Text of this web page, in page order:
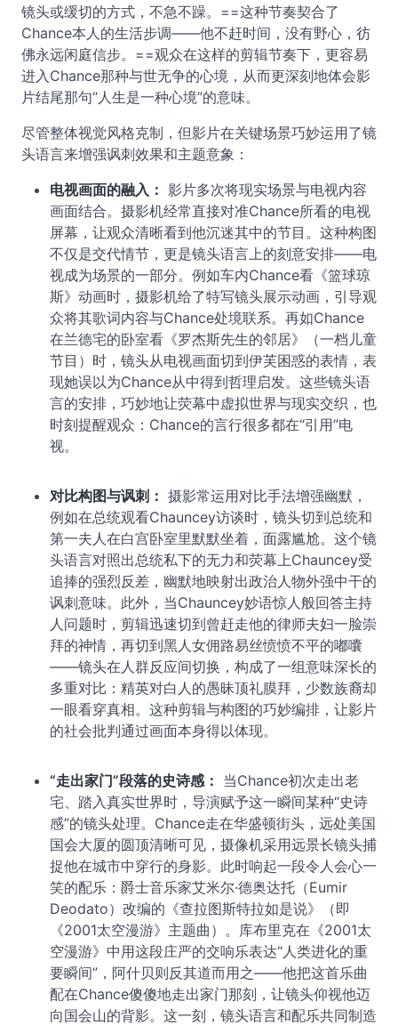
镜头或缓切的方式，不急不躁。==这种节奏契合了
Chance本人的生活步调——他不赶时间，没有野心，彷
佛永远闲庭信步。==观众在这样的剪辑节奏下，更容易
进入Chance那种与世无争的心境，从而更深刻地体会影
片结尾那句“人生是一种心境”的意味。
尽管整体视觉风格克制，但影片在关键场景巧妙运用了镜
头语言来增强讽刺效果和主题意象：
电视画面的融入： 影片多次将现实场景与电视内容
画面结合。摄影机经常直接对准Chance所看的电视
屏幕，让观众清晰看到他沉迷其中的节目。这种构图
不仅是交代情节，更是镜头语言上的刻意安排——电
视成为场景的一部分。例如车内Chance看《篮球琼
斯》动画时，摄影机给了特写镜头展示动画，引导观
众将其歌词内容与Chance处境联系。再如Chance
在兰德宅的卧室看《罗杰斯先生的邻居》（一档儿童
节目）时，镜头从电视画面切到伊芙困惑的表情，表
现她误以为Chance从中得到哲理启发。这些镜头语
言的安排，巧妙地让荧幕中虚拟世界与现实交织，也
时刻提醒观众：Chance的言行很多都在“引用”电
视。
对比构图与讽刺： 摄影常运用对比手法增强幽默，
例如在总统观看Chauncey访谈时，镜头切到总统和
第一夫人在白宫卧室里默默坐着，面露尴尬。这个镜
头语言对照出总统私下的无力和荧幕上Chauncey受
追捧的强烈反差，幽默地映射出政治人物外强中干的
讽刺意味。此外，当Chauncey妙语惊人般回答主持
人问题时，剪辑迅速切到曾赶走他的律师夫妇一脸崇
拜的神情，再切到黑人女佣路易丝愤愤不平的嘟囔
——镜头在人群反应间切换，构成了一组意味深长的
多重对比：精英对白人的愚昧顶礼膜拜，少数族裔却
一眼看穿真相。这种剪辑与构图的巧妙编排，让影片
的社会批判通过画面本身得以体现。
“走出家门”段落的史诗感： 当Chance初次走出老
宅、踏入真实世界时，导演赋予这一瞬间某种“史诗
感”的镜头处理。Chance走在华盛顿街头，远处美国
国会大厦的圆顶清晰可见，摄像机采用远景长镜头捕
捉他在城市中穿行的身影。此时响起一段令人会心一
笑的配乐：爵士音乐家艾米尔·德奥达托（Eumir
Deodato）改编的《查拉图斯特拉如是说》（即
《2001太空漫游》主题曲）。库布里克在《2001太
空漫游》中用这段庄严的交响乐表达“人类进化的重
要瞬间”，阿什贝则反其道而用之——他把这首乐曲
配在Chance傻傻地走出家门那刻，让镜头仰视他迈
向国会山的背影。这一刻，镜头语言和配乐共同制造